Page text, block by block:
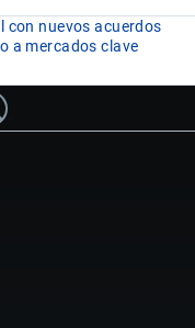
con nuevos acuerdos
a mercados clave